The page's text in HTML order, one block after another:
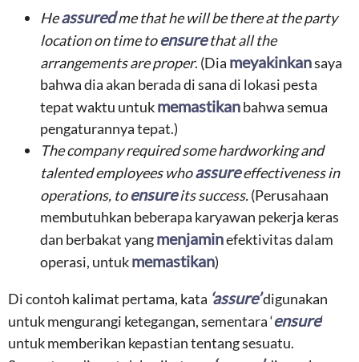
Heassuredme that he will be there at the party
location on time toensurethat all the
arrangements are proper. (Dia meyakinkansaya
bahwa dia akan berada di sana di lokasi pesta
tepat waktu untukmemastikanbahwa semua
pengaturannya tepat.)
The company required some hardworking and
talented employees whoassureeffectiveness in
operations, toensureits success.(Perusahaan
membutuhkan beberapa karyawan pekerja keras
dan berbakat yangmenjaminefektivitas dalam
operasi, untukmemastikan)
Di contoh kalimat pertama, kata ‘assure’digunakan
untuk mengurangi ketegangan, sementara ‘ensure‘
untuk memberikan kepastian tentang sesuatu.